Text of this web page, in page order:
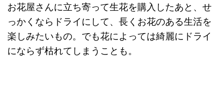
お花屋さんに立ち寄って生花を購入したあと、せ
っかくならドライにして、長くお花のある生活を
楽しみたいもの。でも花によっては綺麗にドライ
にならず枯れてしまうことも。